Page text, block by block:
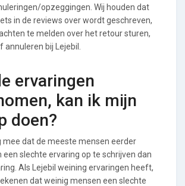
opzeggingen. Wij houden dat
in de reviews over wordt geschreven,
te melden over het retour sturen,
bij Lejebil.
ervaringen
kan ik mijn
doen?
mee dat de meeste mensen eerder
een slechte ervaring op te schrijven dan
Als Lejebil weining ervaringen heeft,
dat weinig mensen een slechte